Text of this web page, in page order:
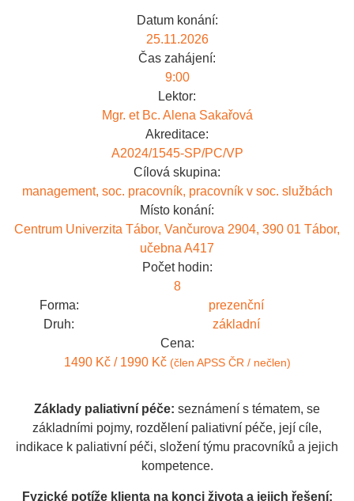
Datum konání:
25.11.2026
Čas zahájení:
9:00
Lektor:
Mgr. et Bc. Alena Sakařová
Akreditace:
A2024/1545-SP/PC/VP
Cílová skupina:
management, soc. pracovník, pracovník v soc. službách
Místo konání:
Centrum Univerzita Tábor, Vančurova 2904, 390 01 Tábor,
učebna A417
Počet hodin:
8
Forma:
prezenční
Druh:
základní
Cena:
1490 Kč / 1990 Kč (člen APSS ČR / nečlen)
Základy paliativní péče: seznámení s tématem, se
základními pojmy, rozdělení paliativní péče, její cíle,
indikace k paliativní péči, složení týmu pracovníků a jejich
kompetence.
Fyzické potíže klienta na konci života a jejich řešení: